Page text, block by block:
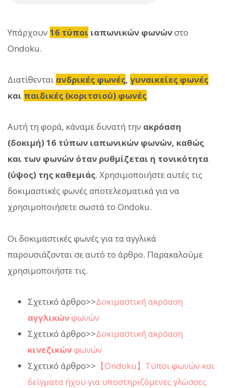
Υπάρχουν 16 τύποι ιαπωνικών φωνώνστο
Ondoku.
Διατίθενται ανδρικές φωνές, γυναικείες φωνές
και παιδικές (κοριτσιού) φωνές.
Αυτή τη φορά, κάναμε δυνατή την ακρόαση
(δοκιμή) 16 τύπων ιαπωνικών φωνών, καθώς
και των φωνών όταν ρυθμίζεται η τονικότητα
(ύψος) της καθεμιάς. Χρησιμοποιήστε αυτές τις
δοκιμαστικές φωνές αποτελεσματικά για να
χρησιμοποιήσετε σωστά το Ondoku.
Οι δοκιμαστικές φωνές για τα αγγλικά
παρουσιάζονται σε αυτό το άρθρο. Παρακαλούμε
χρησιμοποιήστε τις.
Σχετικό άρθρο>>Δοκιμαστική ακρόαση
αγγλικώνφωνών
Σχετικό άρθρο>>Δοκιμαστική ακρόαση
κινεζικώνφωνών
Σχετικό άρθρο>> 【Ondoku】Τύποι φωνών και
δείγματα ήχου για υποστηριζόμενες γλώσσες